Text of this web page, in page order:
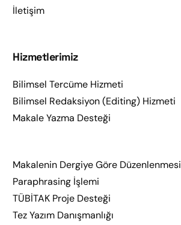
İletişim
Hizmetlerimiz
Bilimsel Tercüme Hizmeti
Bilimsel Redaksiyon (Editing) Hizmeti
Makale Yazma Desteği
Makalenin Dergiye Göre Düzenlenmesi
Paraphrasing İşlemi
TÜBİTAK Proje Desteği
Tez Yazım Danışmanlığı